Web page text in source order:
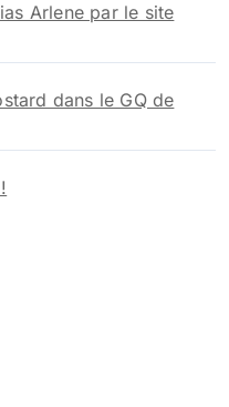
Arlene par le site
dans le GQ de